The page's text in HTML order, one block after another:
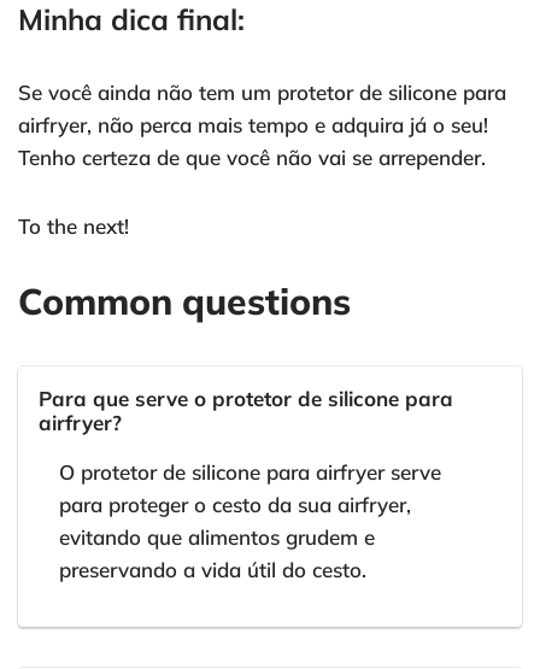
Minha dica final:
Se você ainda não tem um protetor de silicone para
airfryer, não perca mais tempo e adquira já o seu!
Tenho certeza de que você não vai se arrepender.
To the next!
Common questions
Para que serve o protetor de silicone para
airfryer?
O protetor de silicone para airfryer serve
para proteger o cesto da sua airfryer,
evitando que alimentos grudem e
preservando a vida útil do cesto.